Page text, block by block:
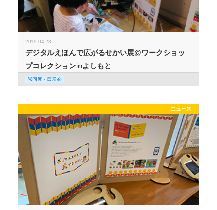
2019.04.23
デジタルえほんで広がるせかい展@ワークショッ
プコレクションinよしもと
巡回展・展示会
ニュース